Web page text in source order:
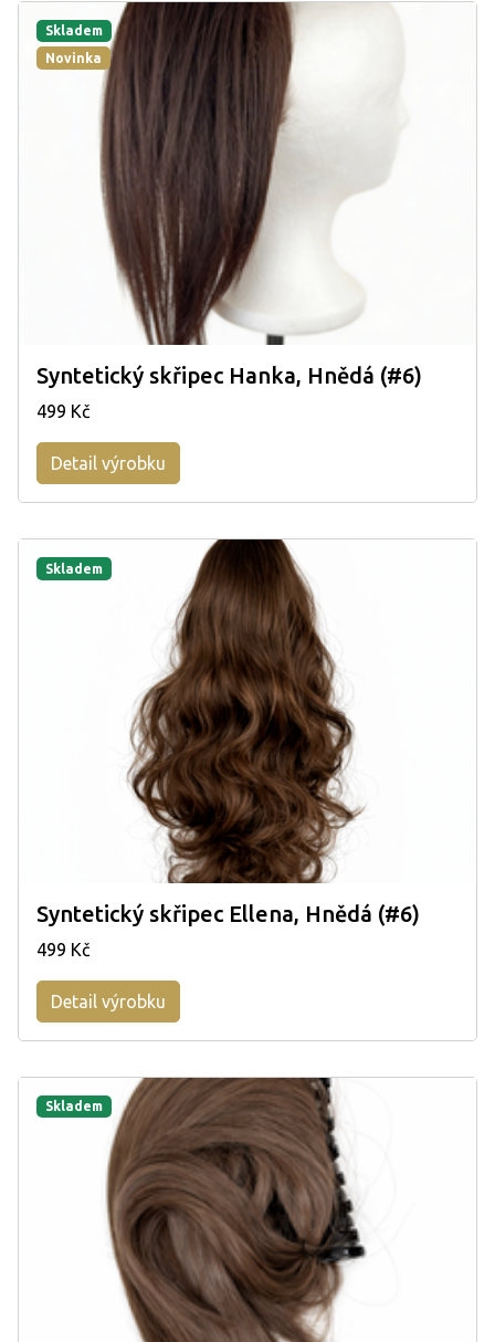
Skladem
Novinka
Syntetický skřipec Hanka, Hnědá (#6)
499 Kč
Detail výrobku
Skladem
Syntetický skřipec Ellena, Hnědá (#6)
499 Kč
Detail výrobku
Skladem